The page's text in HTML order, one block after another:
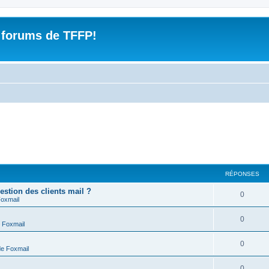
de TFFP!
RÉPONSES
des clients mail ? 0R
é
o
n
Foxmail
0R
é
o
Foxmail
0R
é